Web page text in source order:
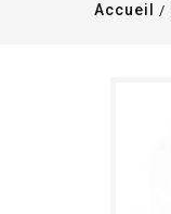
Accueil